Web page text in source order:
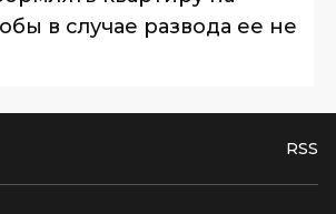
в случае развода ее не
RSS